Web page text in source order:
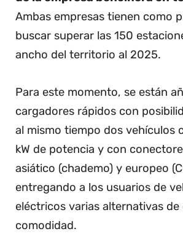
Ambas empresas tienen como
buscar superar las 150
ancho del territorio al 2025.
Para este momento, se están
cargadores rápidos con
al mismo tiempo dos vehículos
kW de potencia y con
asiático (chademo) y europeo
entregando a los usuarios de
eléctricos varias alternativas de
comodidad.